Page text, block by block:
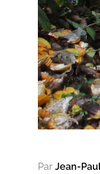
Par Jean-